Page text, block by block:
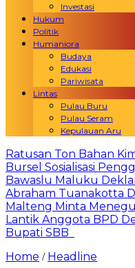
Investasi
Hukum
Politik
Humaniora
Budaya
Edukasi
Pariwisata
Lintas
Pulau Buru
Pulau Seram
Kepulauan Aru
Ratusan Ton Bahan
Bursel Sosialisasi
Bawaslu Maluku
Abraham Tuanakotta
Malteng Minta
Lantik Anggota BPD
Bupati SBB
Home / Headline